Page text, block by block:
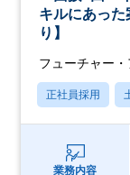
キルにあっ
り】
フューチャー
正社員採用
業務内容